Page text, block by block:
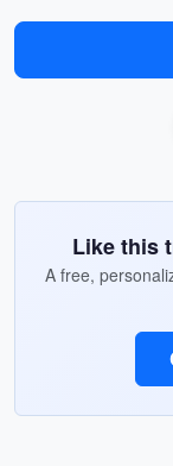
Like this
A free,